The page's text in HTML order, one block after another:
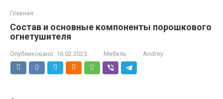
Главная
Состав и основные компоненты порошкового
огнетушителя
Опубликовано: 16.02.2025 Мебель Andrey